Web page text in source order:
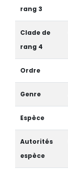
rang 3
Clade de
rang 4
Ordre
Genre
Espèce
Autorités
espèce